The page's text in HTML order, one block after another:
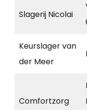
Slagerij Nicolai
Keurslager van
der Meer
Comfortzorg